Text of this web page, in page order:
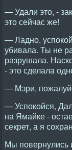
— Удали это, -
это сейчас же!
— Ладно,
убивала. Ты не
разрушала.
- это сделала
— Мэри,
— Успокойся,
на Ямайке -
секрет, а я
Мы повернулись